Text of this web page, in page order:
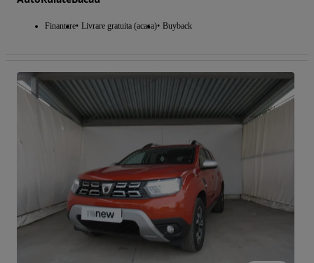
Finantare Livrare gratuita (acasa) Buyback